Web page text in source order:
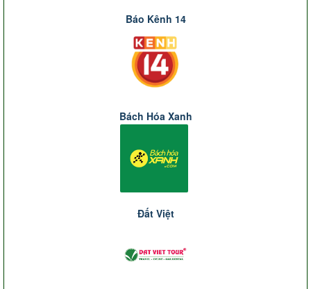
Báo Kênh 14
Bách Hóa Xanh
Đất Việt